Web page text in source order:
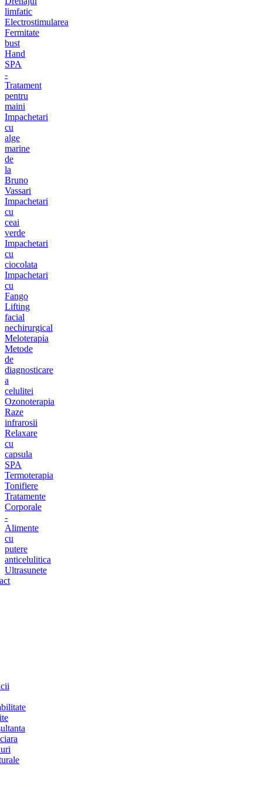
limfatic
Electrostimularea
Fermitate
bust
Hand
SPA
-
Tratament
pentru
maini
Impachetari
cu
alge
marine
de
la
Bruno
Vassari
Impachetari
cu
ceai
verde
Impachetari
cu
ciocolata
Impachetari
cu
Fango
Lifting
facial
nechirurgical
Meloterapia
Metode
de
diagnosticare
a
celulitei
Ozonoterapia
Raze
infrarosii
Relaxare
cu
capsula
SPA
Termoterapia
Tonifiere
Tratamente
Corporale
-
Alimente
cu
putere
anticelulitica
Ultrasunete